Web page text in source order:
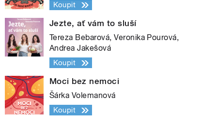
Koupit
Jezte, ať vám to sluší
Tereza Bebarová, Veronika Pourová,
Andrea Jakešová
Koupit
Moci bez nemoci
Šárka Volemanová
Koupit